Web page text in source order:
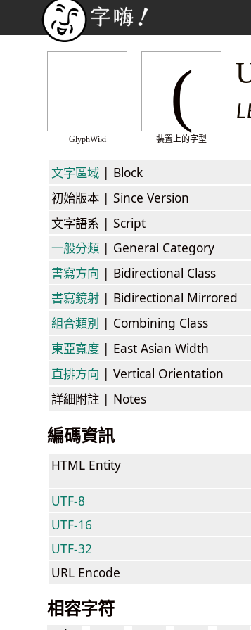
GlyphWiki
(
裝置上的字型
文字區域 | Block
初始版本 | Since Version
文字語系 | Script
一般分類 | General Category
書寫方向 | Bidirectional Class
書寫鏡射 | Bidirectional Mirrored
組合類別 | Combining Class
東亞寬度 | East Asian Width
直排方向 | Vertical Orientation
詳細附註 | Notes
編碼資訊
HTML Entity
UTF-8
UTF-16
UTF-32
URL Encode
相容字符